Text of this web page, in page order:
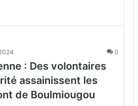
0
: Des volontaires
assainissent les
de Boulmiougou